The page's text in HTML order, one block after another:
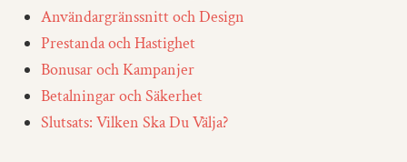
Användargränssnitt och Design
Prestanda och Hastighet
Bonusar och Kampanjer
Betalningar och Säkerhet
Slutsats: Vilken Ska Du Välja?